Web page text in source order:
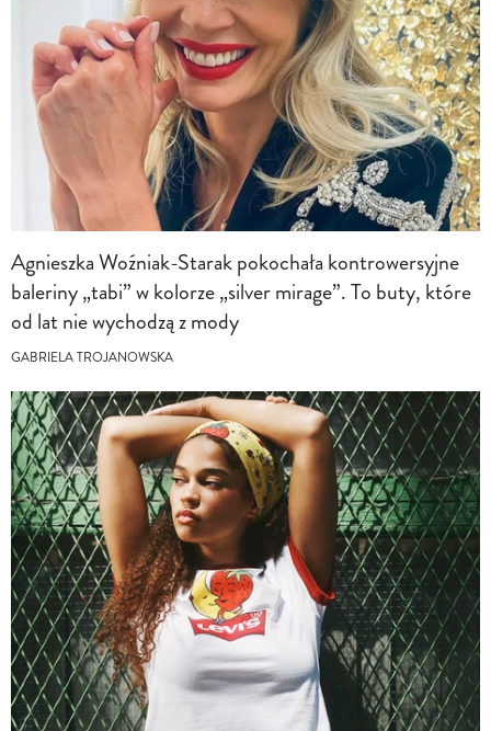
Agnieszka Woźniak-Starak pokochała kontrowersyjne
baleriny „tabi” w kolorze „silver mirage”. To buty, które
od lat nie wychodzą z mody
GABRIELA TROJANOWSKA